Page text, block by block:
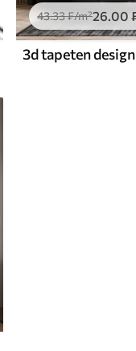
43.33₣/m²26 .00
3d tapeten design